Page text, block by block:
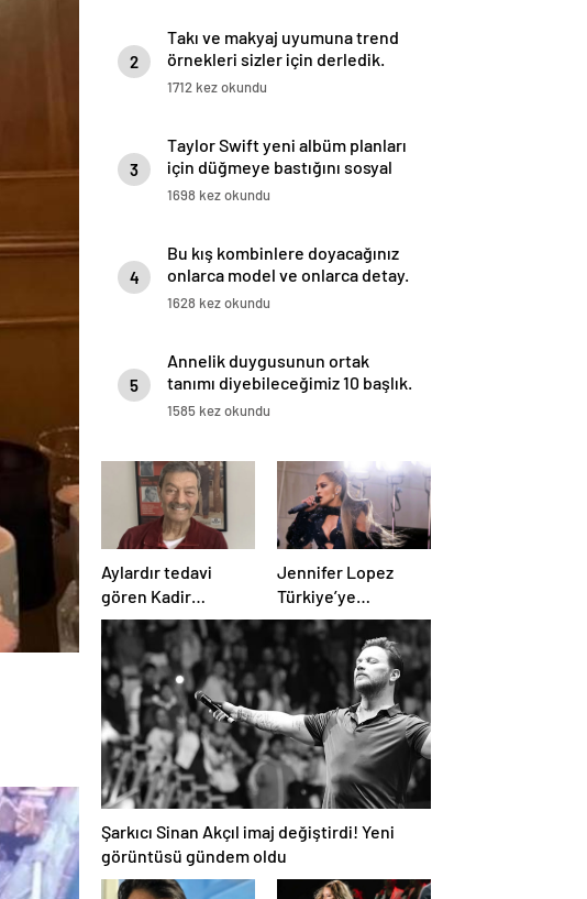
2
Takı ve makyaj uyumuna trend
örnekleri sizler için derledik.
1712 kez okundu
3
Taylor Swift yeni albüm planları
için düğmeye bastığını sosyal
medyadan duyurdu!
1698 kez okundu
4
Bu kış kombinlere doyacağınız
onlarca model ve onlarca detay.
1628 kez okundu
5
Annelik duygusunun ortak
tanımı diyebileceğimiz 10 başlık.
1585 kez okundu
Aylardır tedavi
gören Kadir
İnanır’ın son hali
ortaya çıktı
Jennifer Lopez
Türkiye’ye
gelmeden konser
biletlerine zam
geldi
Şarkıcı Sinan Akçıl imaj değiştirdi! Yeni
görüntüsü gündem oldu